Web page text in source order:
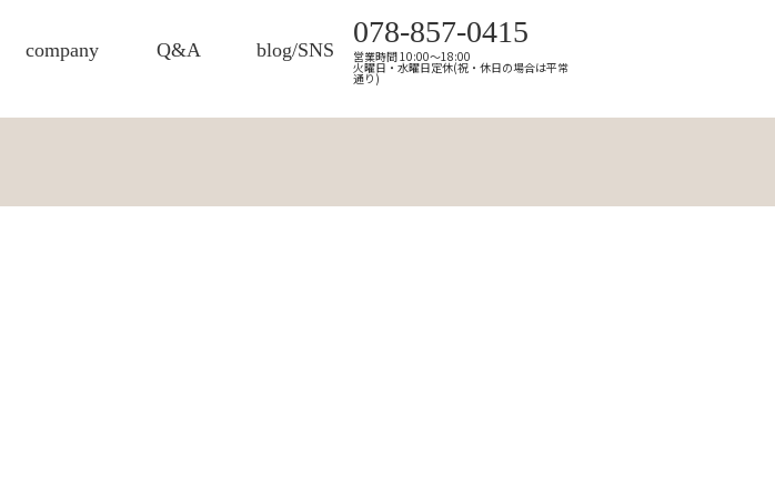
company Q&A blog/SNS
078-857-0415
営業時間 10:00～18:00
火曜日・水曜日定休(祝・休日の場合は平常
通り)